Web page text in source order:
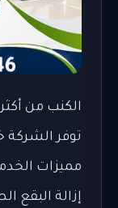
الكنب من أكثر
توفر الشركة
مميزات الخدمة:
إزالة البقع